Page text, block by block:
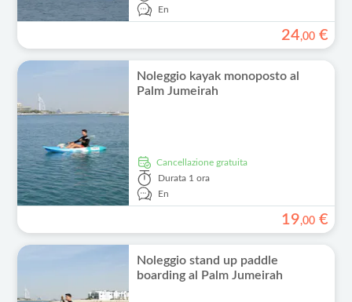
En
24,00 €
Noleggio kayak monoposto al
Palm Jumeirah
Cancellazione gratuita
Durata 1 ora
En
19,00 €
Noleggio stand up paddle
boarding al Palm Jumeirah